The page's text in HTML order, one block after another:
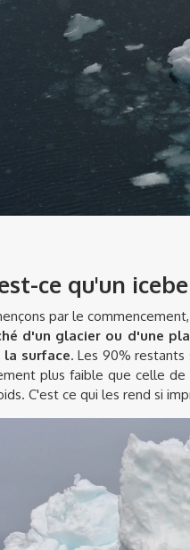
ce qu'un
par le
d'un glacier ou d'une
la surface. Les 90%
plus faible que celle de
C'est ce qui les rend si